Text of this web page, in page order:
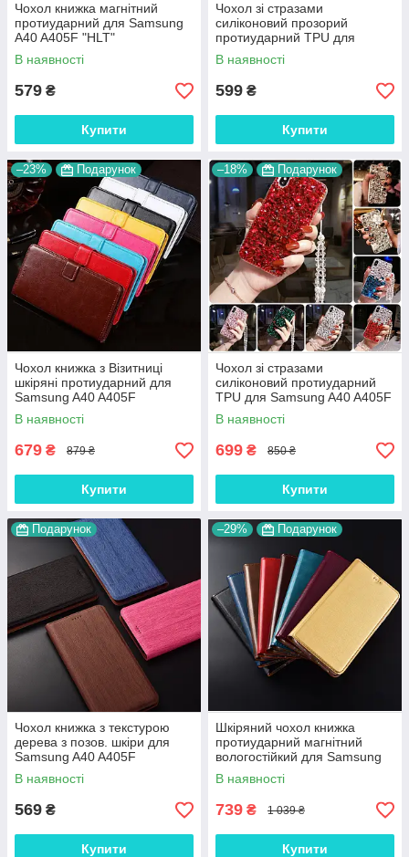
Чохол книжка магнітний
протиударний для Samsung
A40 A405F "HLT"
В наявності
579 ₴
Купити
Чохол зі стразами
силіконовий прозорий
протиударний TPU для
Samsung A40 A405F
"DIAMOND"
В наявності
599 ₴
Купити
–23% Подарунок
Чохол книжка з Візитниці
шкіряні протиударний для
Samsung A40 A405F
"BENTYAGA"
В наявності
679 ₴ 879 ₴
Купити
–18% Подарунок
Чохол зі стразами
силіконовий протиударний
TPU для Samsung A40 A405F
"SWAROV LUXURY"
В наявності
699 ₴ 850 ₴
Купити
Подарунок
Чохол книжка з текстурою
дерева з позов. шкіри для
Samsung A40 A405F
"WOODER"
В наявності
569 ₴
Купити
–29% Подарунок
Шкіряний чохол книжка
протиударний магнітний
вологостійкий для Samsung
A40 A405F "VERSANO"
В наявності
739 ₴ 1 039 ₴
Купити